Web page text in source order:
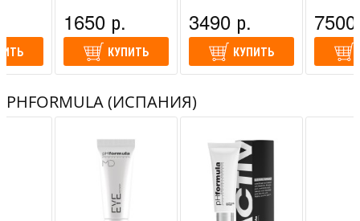
1650 р.
КУПИТЬ
3490 р.
КУПИТЬ
PHFORMULA (ИСПАНИЯ)